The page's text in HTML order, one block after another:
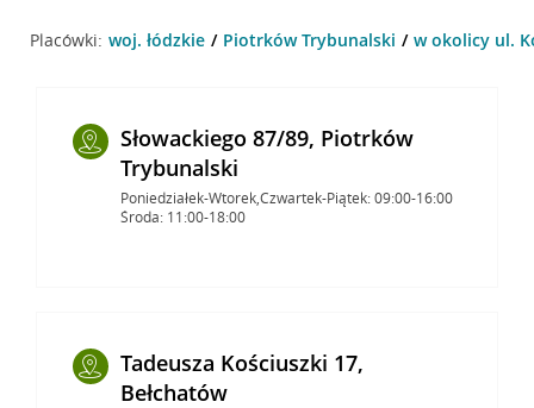
Placówki: woj. łódzkie Piotrków Trybunalski w okolicy ul.
Słowackiego 87/89, Piotrków
Trybunalski
Poniedziałek-Wtorek,Czwartek-Piątek: 09:00-16:00
Środa: 11:00-18:00
Tadeusza Kościuszki 17,
Bełchatów